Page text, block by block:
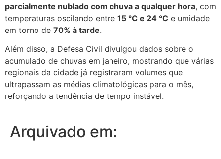
parcialmente nublado com chuva a qualquer hora, com
temperaturas oscilando entre 15 °C e 24 °C e umidade
em torno de 70% à tarde.
Além disso, a Defesa Civil divulgou dados sobre o
acumulado de chuvas em janeiro, mostrando que várias
regionais da cidade já registraram volumes que
ultrapassam as médias climatológicas para o mês,
reforçando a tendência de tempo instável.
Arquivado em: